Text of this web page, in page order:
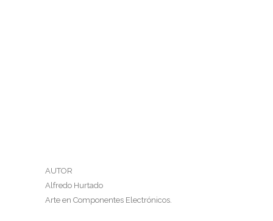
AUTOR
Alfredo Hurtado
Arte en Componentes Electrónicos.